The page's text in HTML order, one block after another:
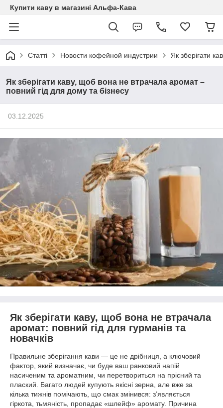
Купити каву в магазині Альфа-Кава
Статті Новости кофейной индустрии Як зберігати
Як зберігати каву, щоб вона не втрачала аромат –
повний гід для дому та бізнесу
03.12.2025
Як зберігати каву, щоб вона не втрачала
аромат: повний гід для гурманів та
новачків
Правильне зберігання кави — це не дрібниця, а ключовий
фактор, який визначає, чи буде ваш ранковий напій
насиченим та ароматним, чи перетвориться на прісний та
плаский. Багато людей купують якісні зерна, але вже за
кілька тижнів помічають, що смак змінився: з’являється
гіркота, тьмяність, пропадає «шлейф» аромату. Причина